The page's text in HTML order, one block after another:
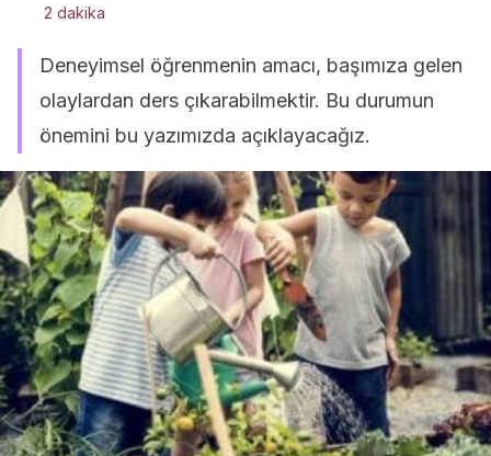
2 dakika
Deneyimsel öğrenmenin amacı, başımıza gelen
olaylardan ders çıkarabilmektir. Bu durumun
önemini bu yazımızda açıklayacağız.